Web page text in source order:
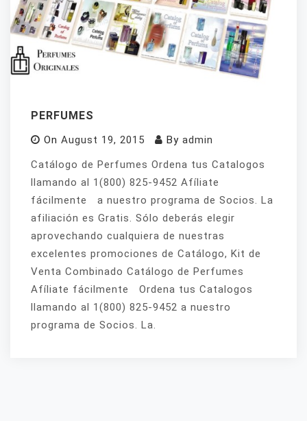
PERFUMES
On August 19, 2015 By admin
Catálogo de Perfumes Ordena tus Catalogos
llamando al 1(800) 825-9452 Afíliate
fácilmente a nuestro programa de Socios. La
afiliación es Gratis. Sólo deberás elegir
aprovechando cualquiera de nuestras
excelentes promociones de Catálogo, Kit de
Venta Combinado Catálogo de Perfumes
Afíliate fácilmente Ordena tus Catalogos
llamando al 1(800) 825-9452 a nuestro
programa de Socios. La.